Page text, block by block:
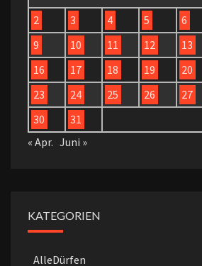
2
3 4 5 6
9
10 11 12 13
16
17 18 19 20
23
24 25 26 27
30
31
« Apr. Juni »
KATEGORIEN
AlleDürfen